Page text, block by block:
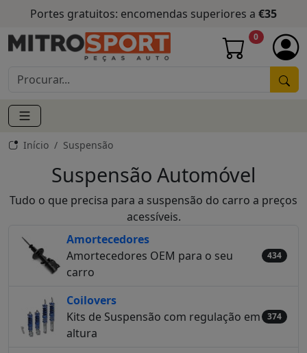
Portes gratuitos: encomendas superiores a €35
0
Início Suspensão
Suspensão Automóvel
Tudo o que precisa para a suspensão do carro a preços
acessíveis.
Amortecedores
Amortecedores OEM para o seu
carro
434
Coilovers
Kits de Suspensão com regulação em
altura
374